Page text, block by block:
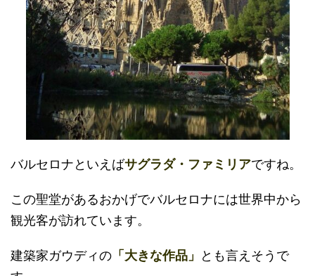
バルセロナといえばサグラダ・ファミリアですね。
この聖堂があるおかげでバルセロナには世界中から
観光客が訪れています。
建築家ガウディの 「大きな作品」
とも言えそうで